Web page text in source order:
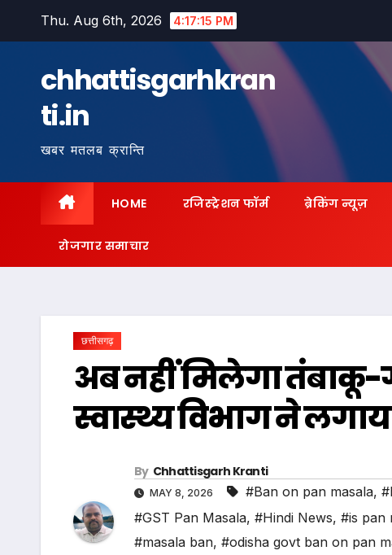
Thu. Aug 6th, 2026 4:17:16 PM
chhattisgarhkran
ti.in
खबर मतलब क्रान्ति
HOME रजिस्ट्रेशन फॉर्म ब्रेकिंग न्यूज़
रोजगार समाचार
छत्तीसगढ़
अब नहीं मिलेगा
स्वास्थ्य विभाग ने
By Chhattisgarh Kranti
MAY 8, 2026 #Ban on pan masala,
#GST Pan Masala, #Hindi News, #is pan
#masala ban, #odisha govt ban on pan